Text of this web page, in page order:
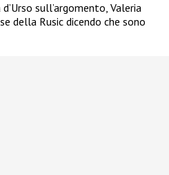
sull’argomento, Valeria
della Rusic dicendo che sono